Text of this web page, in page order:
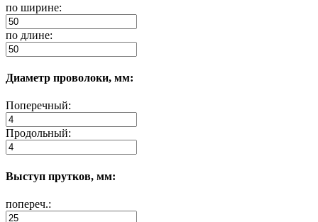
по ширине:
по длине:
Диаметр проволоки, мм:
Поперечный:
Продольный:
Выступ прутков, мм:
попереч.: